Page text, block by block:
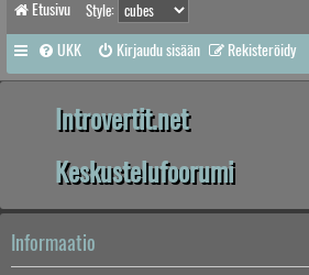
Etusivu Style:
UKK Kirjaudu sisään Rekisteröidy
Introvertit.net
Keskustelufoorumi
Informaatio